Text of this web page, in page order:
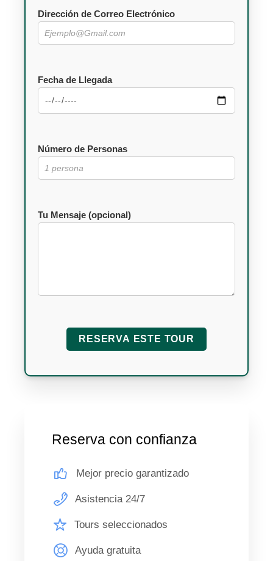
Dirección de Correo Electrónico
Fecha de Llegada
Número de Personas
Tu Mensaje (opcional)
Reserva con confianza
Mejor precio garantizado
Asistencia 24/7
Tours seleccionados
Ayuda gratuita